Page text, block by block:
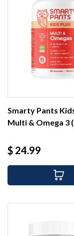
Smarty Pants
Multi & Omega 3
Precio
$ 24.99